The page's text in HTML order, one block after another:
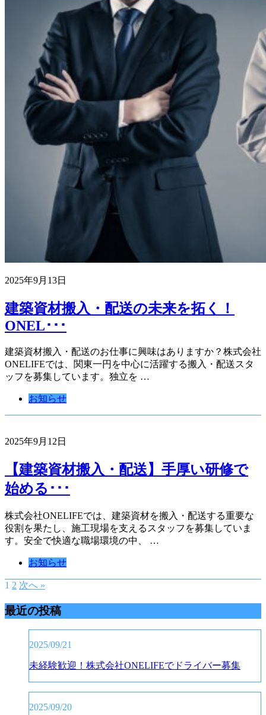
2025年9月13日
建築資材搬入・配送の未来を拓く！
ONEL･･･
建築資材搬入・配送のお仕事に興味はありますか？株式会社
ONELIFEでは、関東一円を中心に活躍する搬入・配送スタ
ッフを募集しています。独立を …
お知らせ
2025年9月12日
【建築資材搬入・配送】手厚い研修で
始める･･･
株式会社ONELIFEでは、建築資材を搬入・配送する重要な
役割を果たし、施工現場を支えるスタッフを募集していま
す。安全で快適な職場環境の中、 …
お知らせ
1 2 次へ »
最近の投稿
2025/09/21
未経験歓迎！株式会社ONELIFEでドライバー募集
2025/09/20